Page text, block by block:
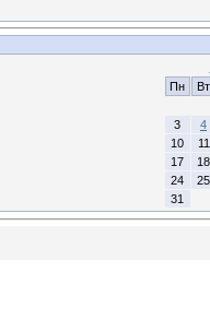
Пн
Вт
3
4
10
11
17
18
24
25
31